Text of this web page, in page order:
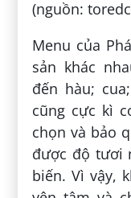
(nguồn:
Menu của
sản khác
đến hàu;
cũng cực kì
chọn và bảo
được độ tươi
biến. Vì vậy,